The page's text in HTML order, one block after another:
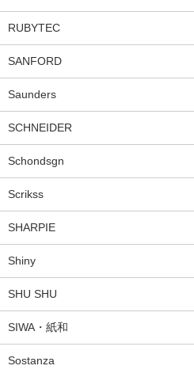
RUBYTEC
SANFORD
Saunders
SCHNEIDER
Schondsgn
Scrikss
SHARPIE
Shiny
SHU SHU
SIWA・紙和
Sostanza